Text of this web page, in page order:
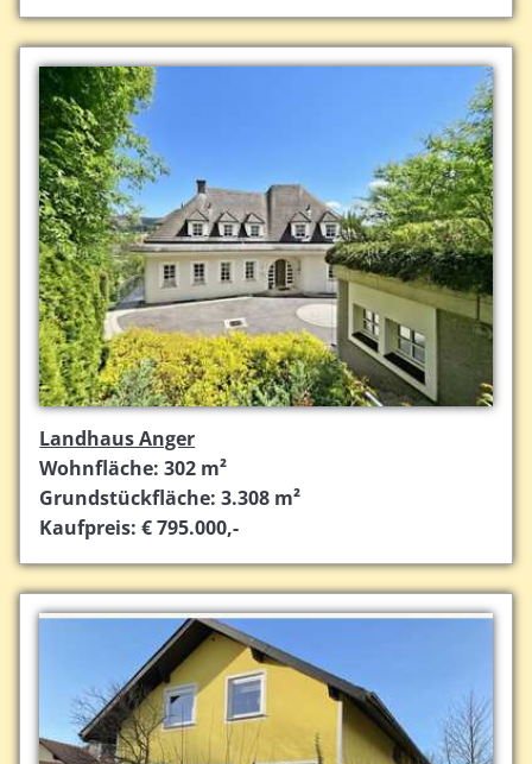
Landhaus Anger
Wohnfläche: 302 m²
Grundstückfläche: 3.308 m²
Kaufpreis: € 795.000,-